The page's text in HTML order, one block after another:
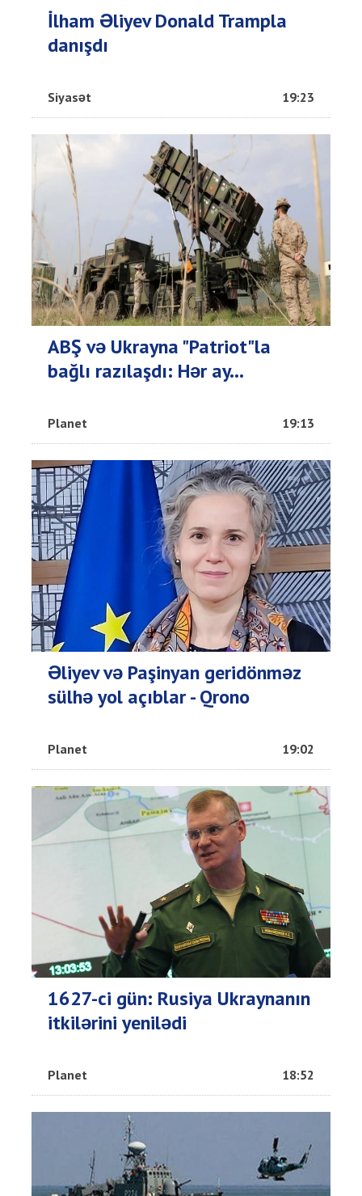
İlham Əliyev Donald Trampla
danışdı
Siyasət 19:23
ABŞ və Ukrayna "Patriot"la
bağlı razılaşdı: Hər ay...
Planet 19:13
Əliyev və Paşinyan geridönməz
sülhə yol açıblar - Qrono
Planet 19:02
1627-ci gün: Rusiya Ukraynanın
itkilərini yenilədi
Planet 18:52